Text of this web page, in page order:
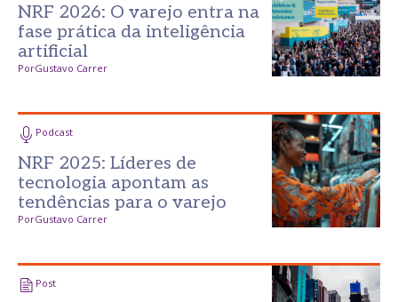
NRF 2026: O varejo entra na
fase prática da inteligência
artificial
PorGustavo Carrer
Podcast
NRF 2025: Líderes de
tecnologia apontam as
tendências para o varejo
PorGustavo Carrer
Post